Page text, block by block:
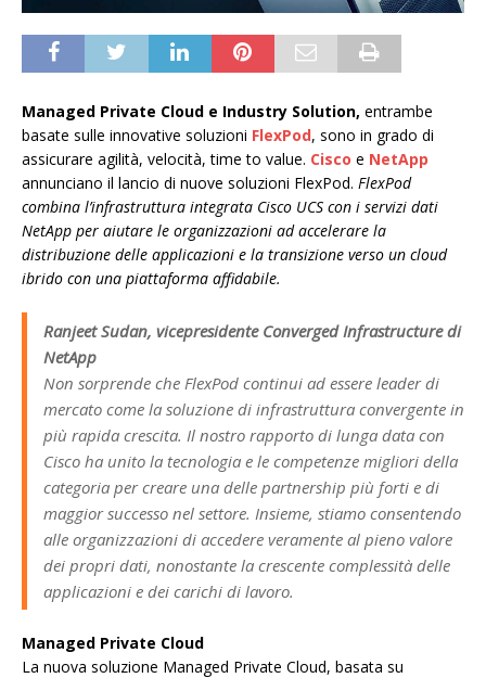
Managed Private Cloud e Industry Solution, entrambe
basate sulle innovative soluzioni FlexPod, sono in grado di
assicurare agilità, velocità, time to value. Cisco e NetApp
annunciano il lancio di nuove soluzioni FlexPod. FlexPod
combina l’infrastruttura integrata Cisco UCS con i servizi dati
NetApp per aiutare le organizzazioni ad accelerare la
distribuzione delle applicazioni e la transizione verso un cloud
ibrido con una piattaforma affidabile.
Ranjeet Sudan, vicepresidente Converged Infrastructure di
NetApp
Non sorprende che FlexPod continui ad essere leader di
mercato come la soluzione di infrastruttura convergente in
più rapida crescita. Il nostro rapporto di lunga data con
Cisco ha unito la tecnologia e le competenze migliori della
categoria per creare una delle partnership più forti e di
maggior successo nel settore. Insieme, stiamo consentendo
alle organizzazioni di accedere veramente al pieno valore
dei propri dati, nonostante la crescente complessità delle
applicazioni e dei carichi di lavoro.
Managed Private Cloud
La nuova soluzione Managed Private Cloud, basata su